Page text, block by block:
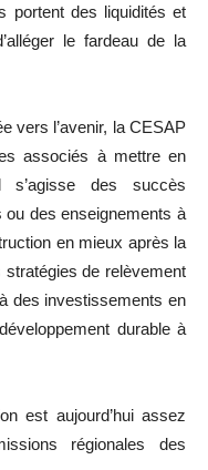
portent des liquidités et
le fardeau de la
vers l’avenir, la CESAP
associés à mettre en
s’agisse des succès
des enseignements à
en mieux après la
de relèvement
des investissements en
durable à
est aujourd’hui assez
régionales des